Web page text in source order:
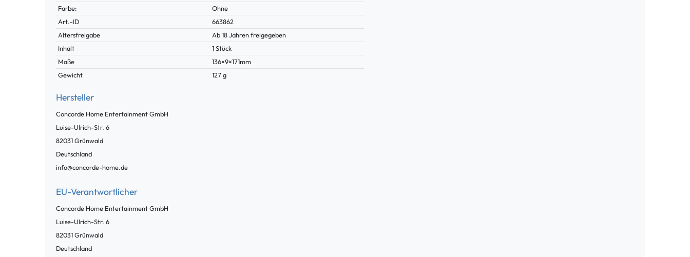
Farbe:
Ohne
Technisches
Merkmal
Wert
Art.-ID
663862
Altersfreigabe
Ab 18 Jahren freigegeben
Inhalt
1 Stück
Maße
136×9×171mm
Gewicht
127 g
Hersteller
Concorde Home Entertainment GmbH
Luise-Ulrich-Str. 6
82031Grünwald
Deutschland
info@concorde-home.de
EU-Verantwortlicher
Concorde Home Entertainment GmbH
Luise-Ulrich-Str. 6
82031Grünwald
Deutschland